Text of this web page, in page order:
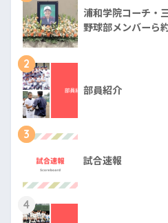
浦和学院コーチ・
野球部メンバーら
2
部員紹介
3
試合速報
4